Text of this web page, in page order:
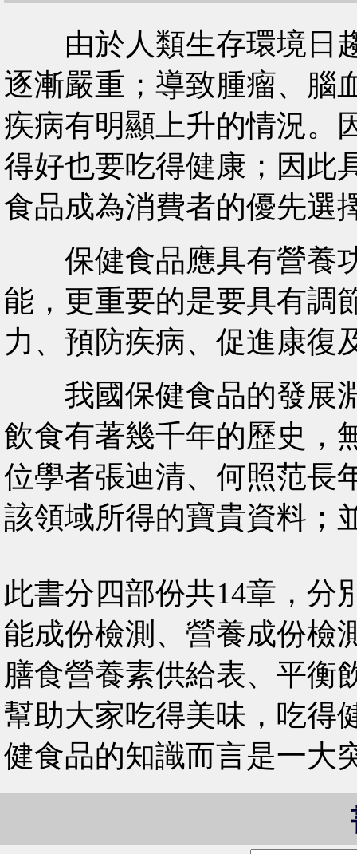
由於人類生存環境日趨
逐漸嚴重；導致腫瘤、腦
疾病有明顯上升的情況。
得好也要吃得健康；因此
食品成為消費者的優先選
保健食品應具有營養
能，更重要的是要具有調
力、預防疾病、促進康復
我國保健食品的發展淵
飲食有著幾千年的歷史，
位學者張迪清、何照范長
該領域所得的寶貴資料；
此書分四部份共14章，分
能成份檢測、營養成份檢
膳食營養素供給表、平衡
幫助大家吃得美味，吃得
健食品的知識而言是一大